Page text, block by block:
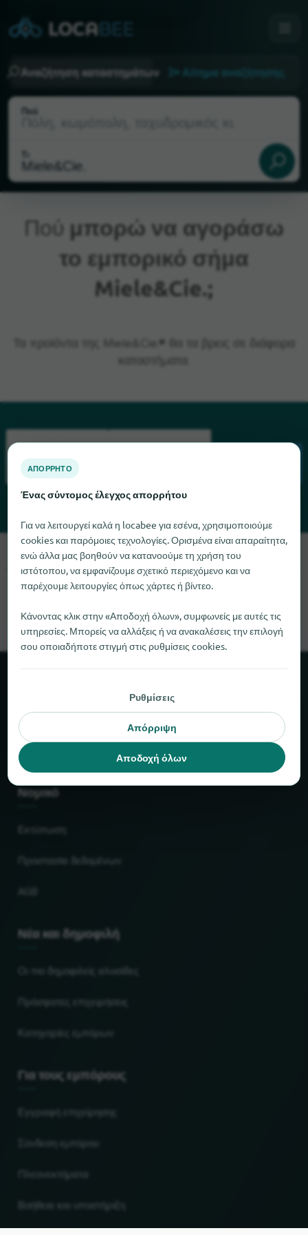
Αναζήτηση καταστημάτων Αίτημα αναζήτησης
Πού
Τρέχουσα τοποθεσία
Πού μπορώ να αγοράσω
το εμπορικό σήμα
Miele&Cie.;
Τα προϊόντα της Miele&Cie.® θα τα βρεις σε διάφορα
Λυπούμαστε, δεν μπορούμε να βρούμε το Miele&Cie. αυτή τη
στιγμή. Αν γνωρίζετε πού μπορείτε να βρείτε το Miele&Cie., θα
χαρούμε πολύ αν μας ενημερώσετε.
Στοιχεία και αριθμοί
Συνεργάτες
Νομικό
Εκτύπωση
Προστασία δεδομένων
Νέα και δημοφιλή
Οι πιο δημοφιλείς αλυσίδες
Πρόσφατες επιχειρήσεις
Κατηγορίες εμπόρων
Για τους εμπόρους
Εγγραφή επιχείρησης
Πλεονεκτήματα
Βοήθεια και υποστήριξη
ΑΠΌΡΡΗΤΟ
Ένας σύντομος έλεγχος απορρήτου
Για να λειτουργεί καλά η locabee για εσένα, χρησιμοποιούμε
cookies και παρόμοιες τεχνολογίες. Ορισμένα είναι απαραίτητα,
ενώ άλλα μας βοηθούν να κατανοούμε τη χρήση του
ιστότοπου, να εμφανίζουμε σχετικό περιεχόμενο και να
παρέχουμε λειτουργίες όπως χάρτες ή βίντεο.
Κάνοντας κλικ στην «Αποδοχή όλων», συμφωνείς με αυτές τις
υπηρεσίες. Μπορείς να αλλάξεις ή να ανακαλέσεις την επιλογή
σου οποιαδήποτε στιγμή στις ρυθμίσεις cookies.
Ρυθμίσεις
Απόρριψη
Αποδοχή όλων